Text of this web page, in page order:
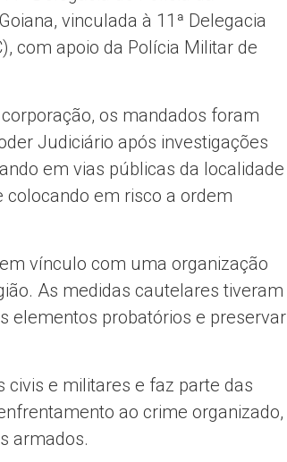
vinculada à 11ª Delegacia
com apoio da Polícia Militar de
os mandados foram
Judiciário após investigações
em vias públicas da localidade
colocando em risco a ordem
vínculo com uma organização
As medidas cautelares tiveram
elementos probatórios e preservar
civis e militares e faz parte das
ao crime organizado,
armados.